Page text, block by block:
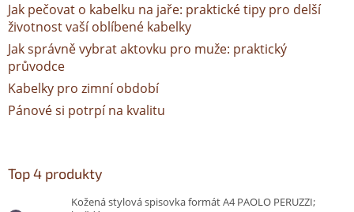
Jak pečovat o kabelku na jaře: praktické tipy pro delší
životnost vaší oblíbené kabelky
Jak správně vybrat aktovku pro muže: praktický
průvodce
Kabelky pro zimní období
Pánové si potrpí na kvalitu
Top 4 produkty
Kožená stylová spisovka formát A4 PAOLO PERUZZI;